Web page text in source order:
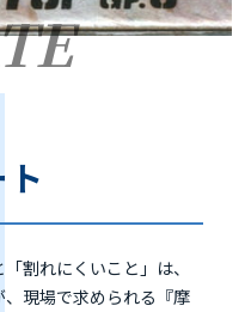
割れにくいこと」は、
現場で求められる『摩